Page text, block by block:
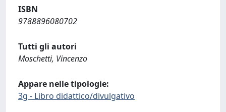
ISBN
9788896080702
Tutti gli autori
Moschetti, Vincenzo
Appare nelle tipologie:
3g - Libro didattico/divulgativo